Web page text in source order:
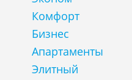
Комфорт
Бизнес
Апартаменты
Элитный